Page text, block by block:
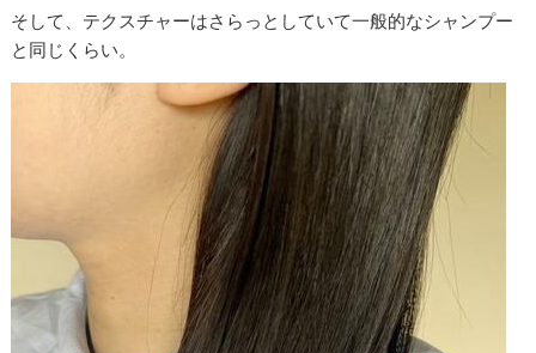
そして、テクスチャーはさらっとしていて一般的なシャンプー
と同じくらい。